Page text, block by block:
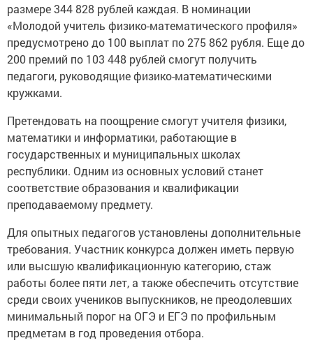
размере 344 828 рублей каждая. В номинации
«Молодой учитель физико-математического профиля»
предусмотрено до 100 выплат по 275 862 рубля. Еще до
200 премий по 103 448 рублей смогут получить
педагоги, руководящие физико-математическими
кружками.
Претендовать на поощрение смогут учителя физики,
математики и информатики, работающие в
государственных и муниципальных школах
республики. Одним из основных условий станет
соответствие образования и квалификации
преподаваемому предмету.
Для опытных педагогов установлены дополнительные
требования. Участник конкурса должен иметь первую
или высшую квалификационную категорию, стаж
работы более пяти лет, а также обеспечить отсутствие
среди своих учеников выпускников, не преодолевших
минимальный порог на ОГЭ и ЕГЭ по профильным
предметам в год проведения отбора.